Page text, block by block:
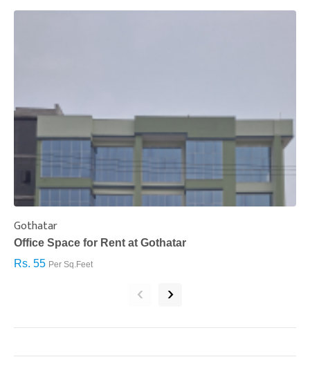
Gothatar
Office Space for Rent at Gothatar
Rs. 55 Per Sq.Feet
‹ ›